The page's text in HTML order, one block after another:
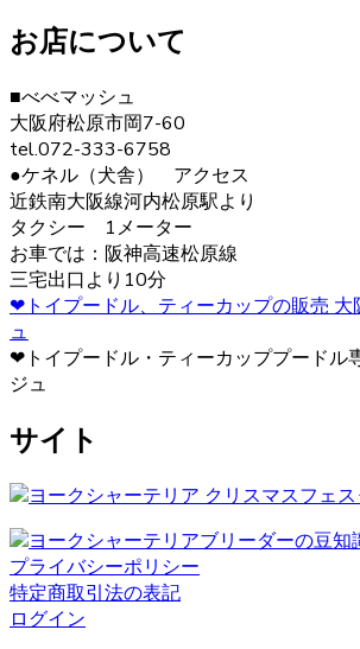
した毛色の変化も、成長の楽しみとなる
シャーテリア購入をご検討の際は、お気
2020.12.12
ヨークシャーテリアは警戒心が強く、初
ことはあまりありませんが、慣れた飼い
す。プライドの高い犬が多いので、しつ
に叱らず、褒めて教えるようにしましょ
面もあるので、たくさんコミュニケーシ
るのが良いでしょう。 ヨークシャーテ
ことなら、ベベドールへ是非お問い合わ
2020.12.4
すが、それと同じくらいしつけもしっか
は、飼い主様へのお引渡しの前からしつ
りとした育成を行い、飼い主様へ飼う際
っております。
2020.11.27
お店について
■べべマッシュ
大阪府松原市岡7-60
tel.072-333-6758
●ケネル（犬舎） アクセス
近鉄南大阪線河内松原駅より
タクシー 1メーター
お車では：阪神高速松原線
三宅出口より10分
❤トイプードル、ティーカップの販売 大
ュ
❤トイプードル・ティーカッププードル
ジュ
サイト
プライバシーポリシー
特定商取引法の表記
ログイン